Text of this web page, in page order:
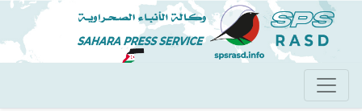
تجاوز
إلى
المحتوى
الرئيسي